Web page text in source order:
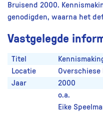
Bruisend 2000.
genodigden, waarna het
Vastgelegde
Titel
Locatie
Jaar
2000
o.a.
Eike